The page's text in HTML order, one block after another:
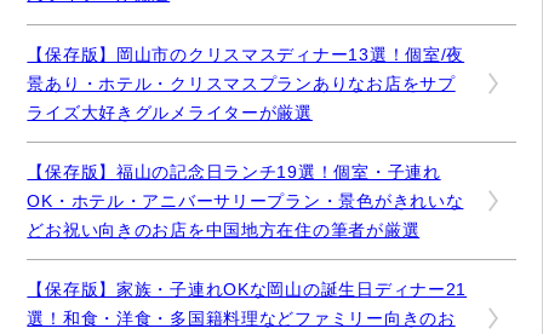
【保存版】岡山市のクリスマスディナー13選！個室/夜
景あり・ホテル・クリスマスプランありなお店をサプ
ライズ大好きグルメライターが厳選
【保存版】福山の記念日ランチ19選！個室・子連れ
OK・ホテル・アニバーサリープラン・景色がきれいな
どお祝い向きのお店を中国地方在住の筆者が厳選
【保存版】家族・子連れOKな岡山の誕生日ディナー21
選！和食・洋食・多国籍料理などファミリー向きのお